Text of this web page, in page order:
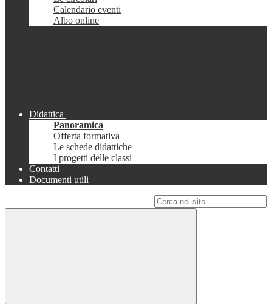
Calendario eventi
Albo online
Didattica
Panoramica
Offerta formativa
Le schede didattiche
I progetti delle classi
Contatti
Documenti utili